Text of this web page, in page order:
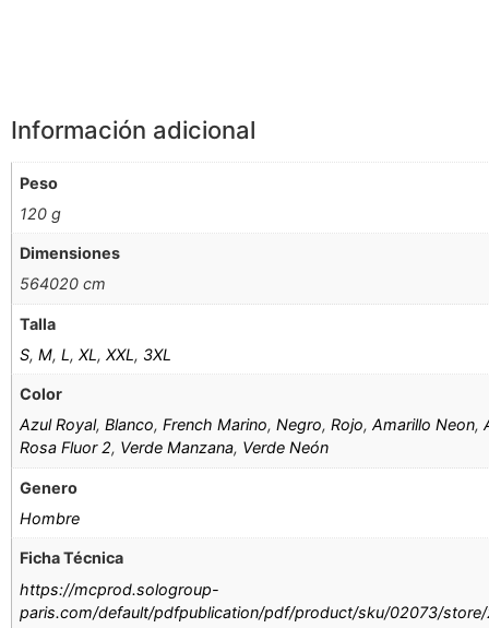
Información adicional
Peso
120 g
Dimensiones
564020 cm
Talla
S,M,L,XL,XXL, 3XL
Color
Azul Royal,Blanco,French Marino,Negro,Rojo,Amarillo Neon,
Rosa Fluor 2, Verde Manzana, Verde Neón
Genero
Hombre
Ficha Técnica
https://mcprod.sologroup-
paris.com/default/pdfpublication/pdf/product/sku/02073/